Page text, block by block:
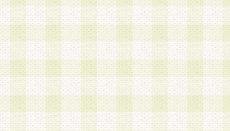
とができるものとします。
3.会員登録希望者が18歳未満、成年被後見人、被
人 である場合は、親権者などの法定代理人の同
録を行うものとします。なお、義務教育学齢に該
者については、登録時に 当社が別途定める方法
権者による承認手続きを行うものとします。
第3条 会員の登録方法
1.会員登録手続きは、会員登録希望者本人が行う
る登録は一切認められないものとします。